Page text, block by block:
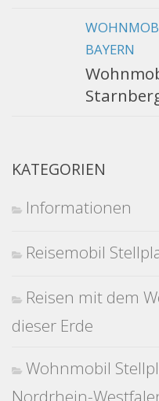
BAYERN
KATEGORIEN
Informationen
Reisemobil
Reisen mit dem
dieser Erde
Wohnmobil
Nordrhein-